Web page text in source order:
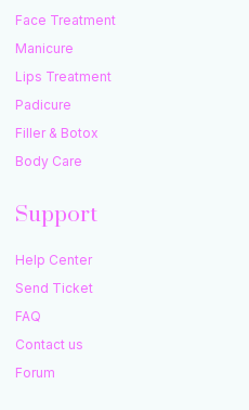
Face Treatment
Manicure
Lips Treatment
Padicure
Filler & Botox
Body Care
Support
Help Center
Send Ticket
FAQ
Contact us
Forum